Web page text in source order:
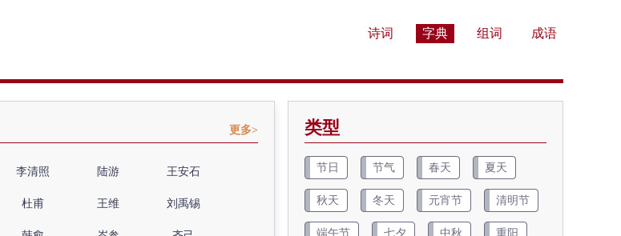
诗词 字典 组词 成语
更多>
李清照 陆游 王安石
杜甫 王维 刘禹锡
类型
节日 节气 春天 夏天
秋天 冬天 元宵节 清明节
端午节 七夕 中秋 重阳